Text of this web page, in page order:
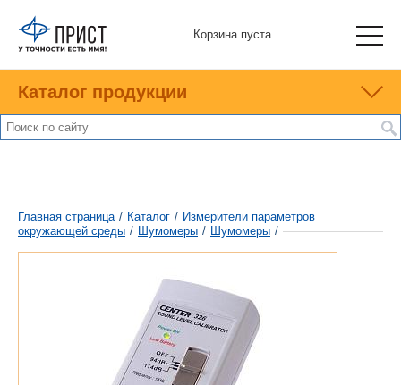
Корзина пуста
Каталог продукции
Главная страница / Каталог / Измерители параметров
окружающей среды / Шумомеры / Шумомеры /